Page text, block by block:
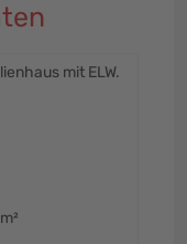
mit ELW.